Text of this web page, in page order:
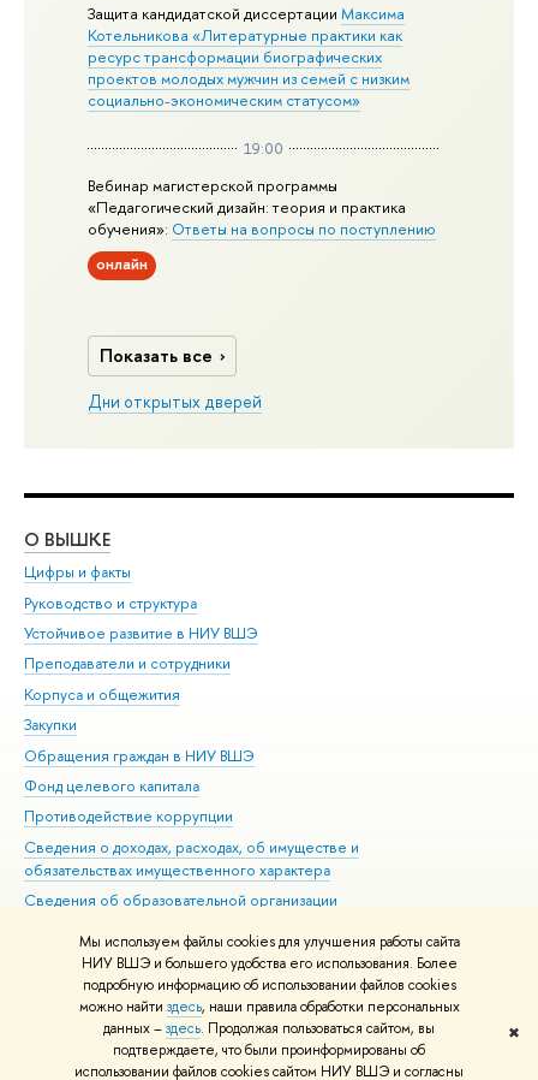
Мы используем файлы cookies для улучшения работы сайта
НИУ ВШЭ и большего удобства его использования. Более
подробную информацию об использовании файлов cookies
можно найти здесь, наши правила обработки персональных
данных –здесь. Продолжая пользоваться сайтом, вы
подтверждаете, что были проинформированы об
использовании файлов cookies сайтом НИУ ВШЭ и согласны
✖
Защита кандидатской диссертацииМаксима
Котельникова «Литературные практики как
ресурс трансформации биографических
проектов молодых мужчин из семей с низким
социально-экономическим статусом»
19:00
Вебинар магистерской программы
«Педагогический дизайн: теория и практика
обучения»: Ответы на вопросы по поступлению
онлайн
Показать все
Дни открытых дверей
О ВЫШКЕ
Цифры и факты
Руководство и структура
Устойчивое развитие в НИУ ВШЭ
Преподаватели и сотрудники
Корпуса и общежития
Закупки
Обращения граждан в НИУ ВШЭ
Фонд целевого капитала
Противодействие коррупции
Сведения о доходах, расходах, об имуществе и
обязательствах имущественного характера
Сведения об образовательной организации
Людям с ограниченными возможностями здоровья
Единая платежная страница
Работа в Вышке
© НИУ ВШЭ 1993–2026 Адреса и контакты Условия использования